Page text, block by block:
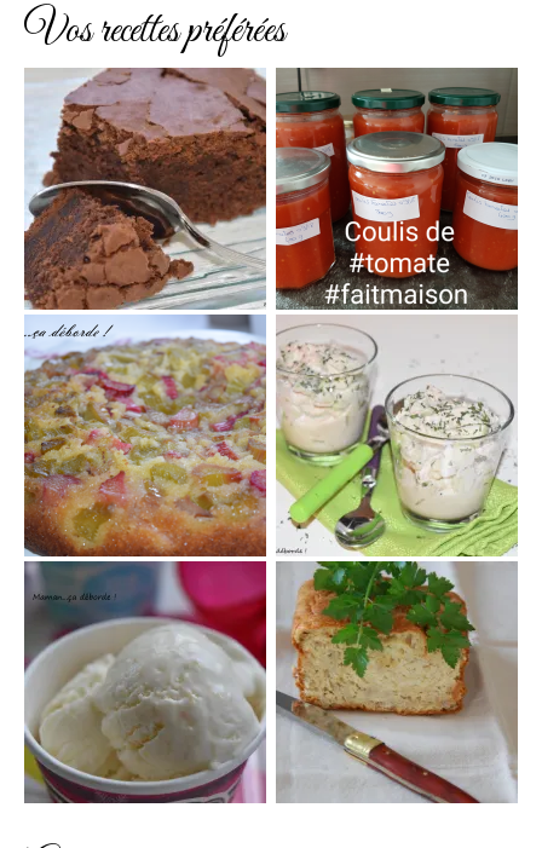
Vos recettes préférées